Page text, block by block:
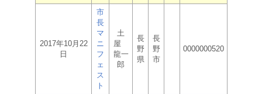
2017年10月22
日
市
長
マ
ニ
フ
ェ
ス
ト
土
屋
龍一
郎
長
野
県
長
野
市
0000000520